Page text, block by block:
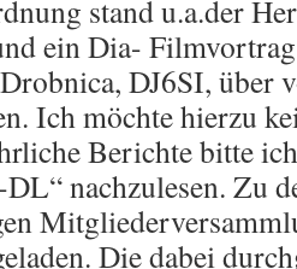
stand u.a.der
ein Dia-
DJ6SI, über
Ich möchte hierzu
Berichte bitte
nachzulesen. Zu
Die dabei